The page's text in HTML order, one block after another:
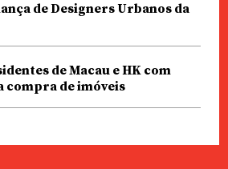
de Designers Urbanos da
de Macau e HK com
compra de imóveis